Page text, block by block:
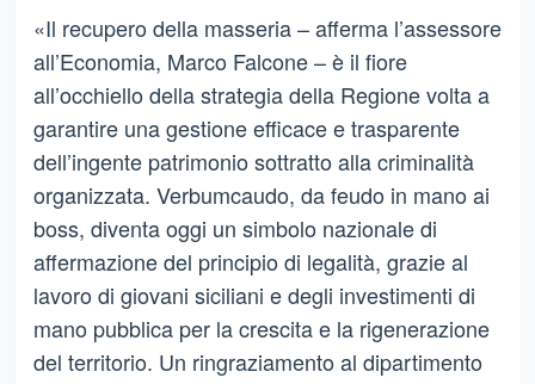
«Il recupero della masseria – afferma l’assessore
all’Economia, Marco Falcone – è il fiore
all’occhiello della strategia della Regione volta a
garantire una gestione efficace e trasparente
dell’ingente patrimonio sottratto alla criminalità
organizzata. Verbumcaudo, da feudo in mano ai
boss, diventa oggi un simbolo nazionale di
affermazione del principio di legalità, grazie al
lavoro di giovani siciliani e degli investimenti di
mano pubblica per la crescita e la rigenerazione
del territorio. Un ringraziamento al dipartimento